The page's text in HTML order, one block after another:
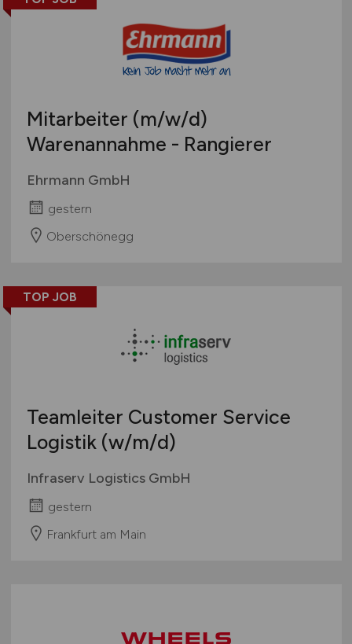
Mitarbeiter (m/w/d)
Warenannahme - Rangierer
Ehrmann GmbH
gestern
Oberschönegg
TOP JOB
Teamleiter Customer Service
Logistik (w/m/d)
Infraserv Logistics GmbH
gestern
Frankfurt am Main